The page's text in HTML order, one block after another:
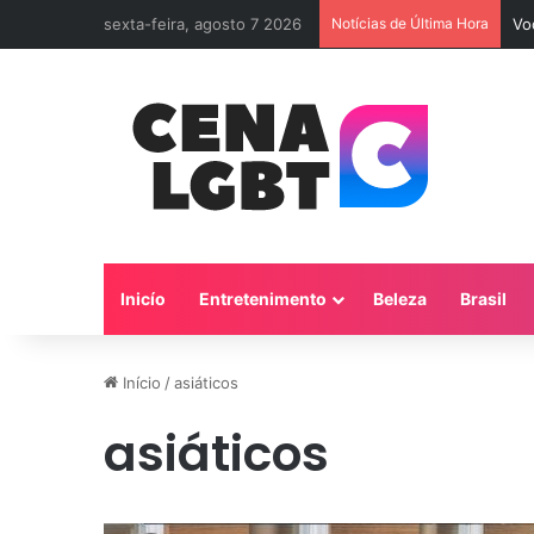
sexta-feira, agosto 7 2026 Notícias de Última Hora
Inicío Entretenimento Beleza Brasil
Início /asiáticos
asiáticos